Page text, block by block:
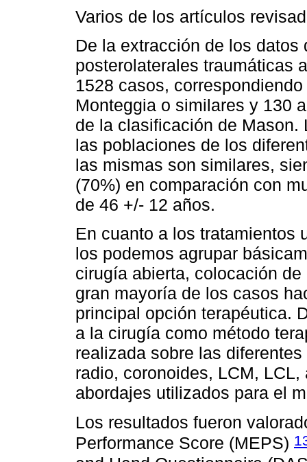
Varios de los artículos
De la extracción de los
posterolaterales traumáticas
1528 casos,
Monteggia o similares y 130
de la clasificación de
las poblaciones de los
las mismas son similares,
(70%) en comparación con
de 46 +/- 12 años.
En cuanto a los tratamientos
los podemos agrupar
cirugía abierta, colocación
gran mayoría de los casos
principal opción terapéutica.
a la cirugía como método
realizada sobre las
radio, coronoides, LCM,
abordajes utilizados para el
Los resultados fueron
Performance Score (MEPS)